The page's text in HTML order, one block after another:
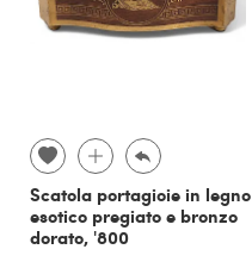
Scatola portagioie in legno
esotico pregiato e bronzo
dorato, '800